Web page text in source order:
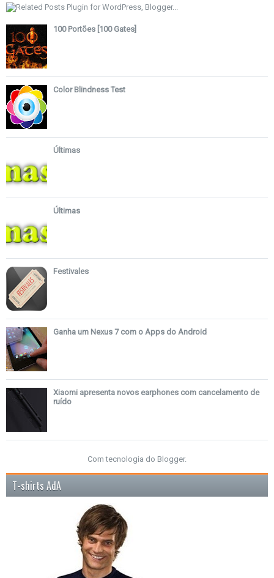
100 Portões [100 Gates]
Color Blindness Test
Últimas
Últimas
Festivales
Ganha um Nexus 7 com o Apps do Android
Xiaomi apresenta novos earphones com cancelamento de
ruído
Com tecnologia do Blogger.
T-shirts AdA